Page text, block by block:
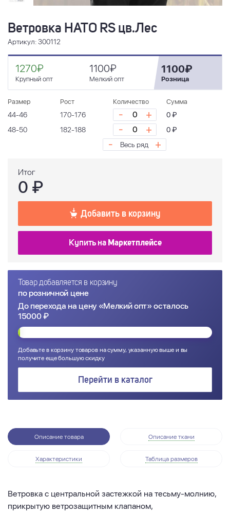
Ветровка НАТО RS цв.Лес
Артикул: 300112
1270₽
Крупный опт
1100₽
Мелкий опт
1100₽
Розница
Размер Рост Количество Сумма
44-46 170-176 - +
0 ₽
48-50
182-188 - + 0 ₽
- Весь ряд +
Итог
0 ₽
Добавить в корзину
Купить на Маркетплейсе
Товар добавляется в корзину
по розничной цене
До перехода на цену «Мелкий опт» осталось
15000 ₽
Добавьте в корзину товаров на сумму, указанную выше и вы
получите еще большую скидку
Перейти в каталог
Описание товара Описание ткани
Характеристики Таблица размеров
Ветровка с центральной застежкой на тесьму-молнию,
прикрытую ветрозащитным клапаном,